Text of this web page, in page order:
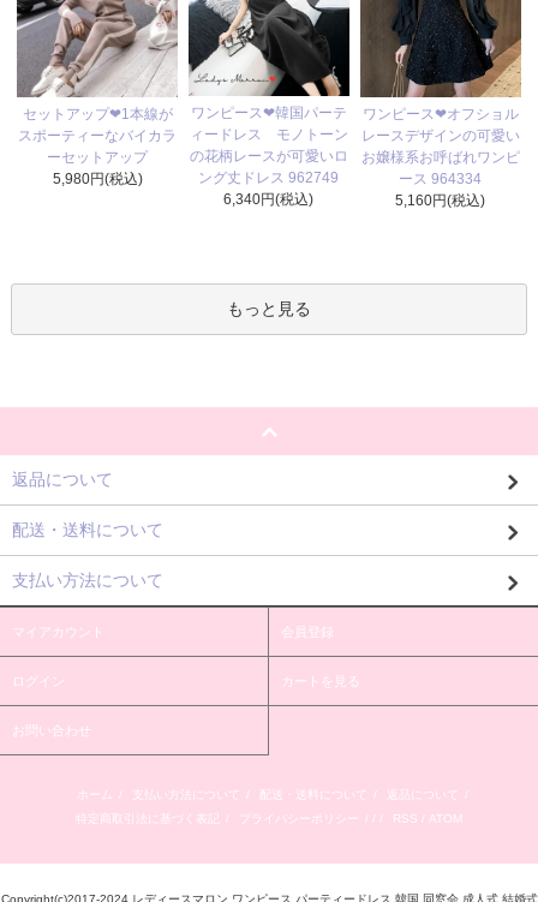
セットアップ❤1本線が
スポーティーなバイカラ
ーセットアップ
5,980円(税込)
ワンピース❤韓国パーテ
ィードレス モノトーン
の花柄レースが可愛いロ
ング丈ドレス 962749
6,340円(税込)
ワンピース❤オフショル
レースデザインの可愛い
お嬢様系お呼ばれワンピ
ース 964334
5,160円(税込)
もっと見る
返品について
配送・送料について
支払い方法について
マイアカウント 会員登録
ログイン カートを見る
お問い合わせ
ホーム / 支払い方法について / 配送・送料について / 返品について
/
特定商取引法に基づく表記
/ プライバシーポリシー / / / RSS / ATOM
Copyright(c)2017-2024 レディースマロン ワンピース パーティードレス 韓国 同窓会 成人式 結婚式